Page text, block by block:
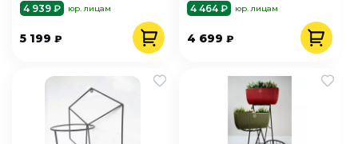
4 939 ₽ юр. лицам
5 199 ₽
16040203 черный
4 464 ₽ юр. лицам
4 699₽